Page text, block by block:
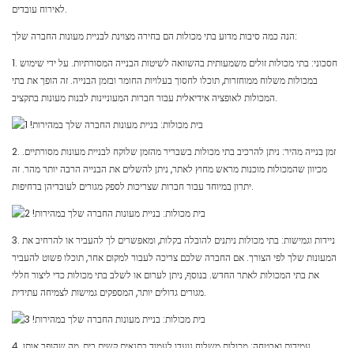
לאירוח עובדים.
הנה כמה סיבות מדוע בתי מכולות הם בחירה מצוינת לבניית מעונות החברה שלך:
1. חסכוני: בתי מכולות זולים משמעותית בהשוואה לשיטות הבנייה המסורתיות. על ידי שימוש
במכולות משלוח ממוחזרות, תוכלו לחסוך בעלויות החומר ובזמן הבנייה. זה הופך את בתי
המכולות לאופציה אידיאלית עבור חברות המעוניינות לבנות מעונות בתקציב.
2. זמן בנייה מהיר: ניתן להרכיב בתי מכולות בשבריר מהזמן שלוקח לבניית מעונות מסורתיים.
מכיוון שהמכולות מוכנות מראש מחוץ לאתר, ניתן להשלים את הבנייה הרבה יותר מהר. זה
יתרון במיוחד עבור חברות שצריכות לספק מגורים לעובדיהן בדחיפות.
3. ניידות וגמישות: בתי מכולות ניתנים להובלה בקלות, ומאפשרים לך להעביר או להרחיב את
המעונות שלך לפי הצורך. אם החברה שלכם צריכה לעבור למקום אחר, תוכלו פשוט להעביר
את בתי המכולות לאתר החדש. בנוסף, ניתן לערום או לשלב בתי מכולות כדי ליצור חללי
מגורים גדולים יותר, המספקים גמישות לצמיחה עתידית.